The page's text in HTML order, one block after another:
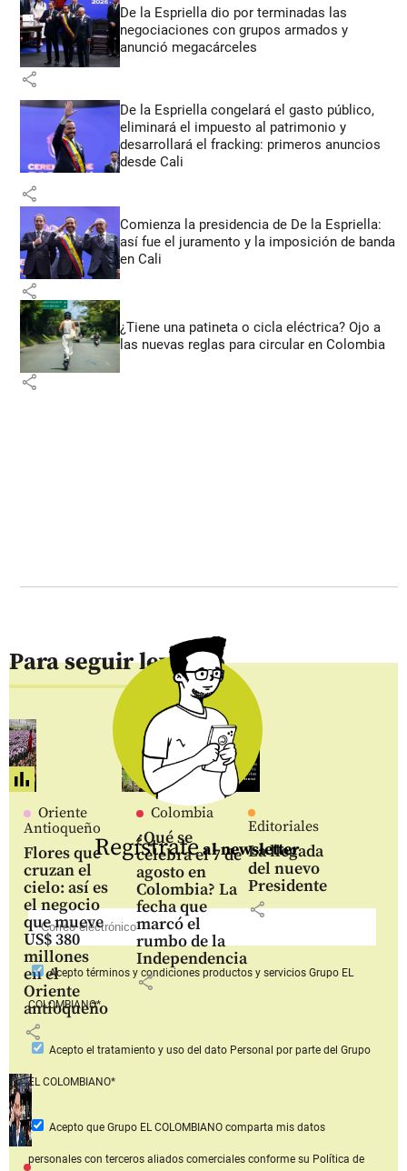
De la Espriella dio por terminadas las
negociaciones con grupos armados y
anunció megacárceles
share
De la Espriella congelará el gasto público,
eliminará el impuesto al patrimonio y
desarrollará el fracking: primeros anuncios
desde Cali
share
Comienza la presidencia de De la Espriella:
así fue el juramento y la imposición de banda
en Cali
share
¿Tiene una patineta o cicla eléctrica? Ojo a
las nuevas reglas para circular en Colombia
share
Para seguir leyendo
Oriente
Antioqueño
Flores que
cruzan el
cielo: así es
el negocio
que mueve
US$ 380
millones
en el
Oriente
antioqueño
share
Colombia
¿Qué se
celebra el 7 de
agosto en
Colombia? La
fecha que
marcó el
rumbo de la
Independencia
share
Editoriales
La llegada
del nuevo
Presidente
share
Regístrateal newsletter
Aceptotérminos y condiciones productos y serviciosGrupo EL
COLOMBIANO*
Acepto el tratamiento y uso del dato Personal por parte del Grupo
EL COLOMBIANO*
Acepto que Grupo EL COLOMBIANOcomparta mis datos
personales con terceros aliados comerciales conforme su Política de